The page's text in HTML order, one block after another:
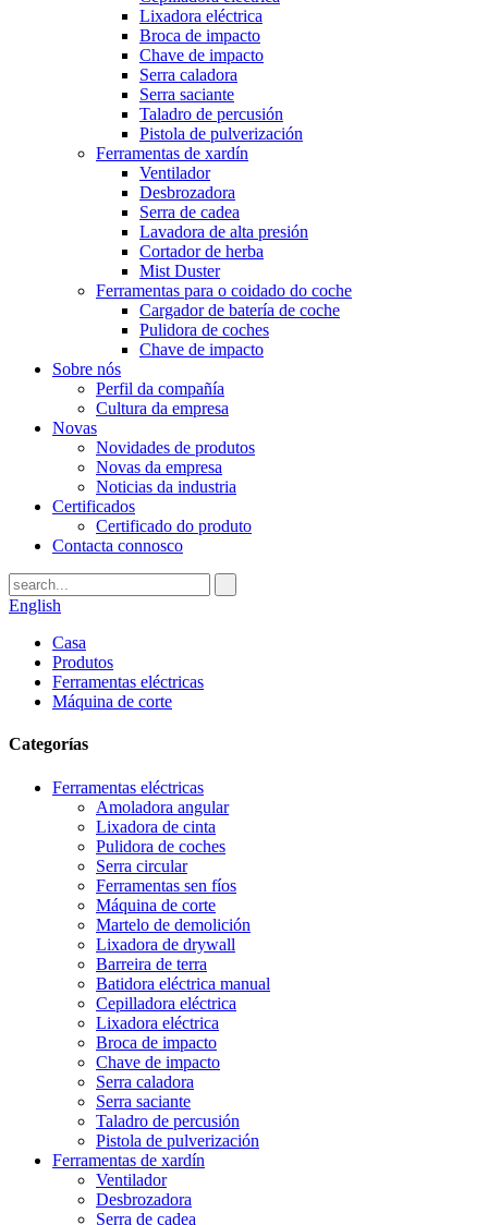
Lixadora eléctrica
Broca de impacto
Chave de impacto
Serra caladora
Serra saciante
Taladro de percusión
Pistola de pulverización
Ferramentas de xardín
Ventilador
Desbrozadora
Serra de cadea
Lavadora de alta presión
Cortador de herba
Mist Duster
Ferramentas para o coidado do coche
Cargador de batería de coche
Pulidora de coches
Chave de impacto
Sobre nós
Perfil da compañía
Cultura da empresa
Novas
Novidades de produtos
Novas da empresa
Noticias da industria
Certificados
Certificado do produto
Contacta connosco
English
Casa
Produtos
Ferramentas eléctricas
Máquina de corte
Categorías
Ferramentas eléctricas
Amoladora angular
Lixadora de cinta
Pulidora de coches
Serra circular
Ferramentas sen fíos
Máquina de corte
Martelo de demolición
Lixadora de drywall
Barreira de terra
Batidora eléctrica manual
Cepilladora eléctrica
Lixadora eléctrica
Broca de impacto
Chave de impacto
Serra caladora
Serra saciante
Taladro de percusión
Pistola de pulverización
Ferramentas de xardín
Ventilador
Desbrozadora
Serra de cadea